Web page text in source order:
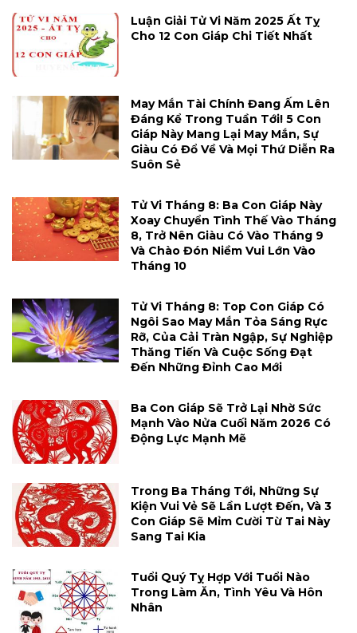
Luận Giải Tử Vi Năm 2025 Ất Tỵ
Cho 12 Con Giáp Chi Tiết Nhất
May Mắn Tài Chính Đang Ấm Lên
Đáng Kể Trong Tuần Tới! 5 Con
Giáp Này Mang Lại May Mắn, Sự
Giàu Có Đổ Về Và Mọi Thứ Diễn Ra
Suôn Sẻ
Tử Vi Tháng 8: Ba Con Giáp Này
Xoay Chuyển Tình Thế Vào Tháng
8, Trở Nên Giàu Có Vào Tháng 9
Và Chào Đón Niềm Vui Lớn Vào
Tháng 10
Tử Vi Tháng 8: Top Con Giáp Có
Ngôi Sao May Mắn Tỏa Sáng Rực
Rỡ, Của Cải Tràn Ngập, Sự Nghiệp
Thăng Tiến Và Cuộc Sống Đạt
Đến Những Đỉnh Cao Mới
Ba Con Giáp Sẽ Trở Lại Nhờ Sức
Mạnh Vào Nửa Cuối Năm 2026 Có
Động Lực Mạnh Mẽ
Trong Ba Tháng Tới, Những Sự
Kiện Vui Vẻ Sẽ Lần Lượt Đến, Và 3
Con Giáp Sẽ Mỉm Cười Từ Tai Này
Sang Tai Kia
Tuổi Quý Tỵ Hợp Với Tuổi Nào
Trong Làm Ăn, Tình Yêu Và Hôn
Nhân